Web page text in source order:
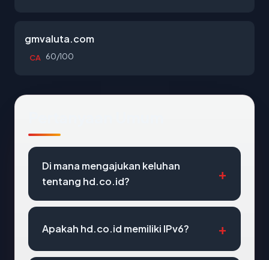
gmvaluta.com
CA 60/100
Di mana mengajukan keluhan
tentang hd.co.id?
Apakah hd.co.id memiliki IPv6?